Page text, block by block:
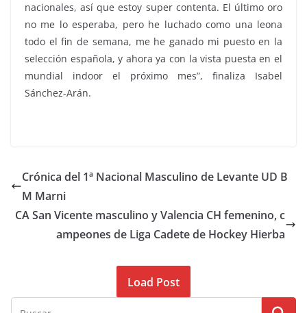
nacionales, así que estoy super contenta. El último oro
no me lo esperaba, pero he luchado como una leona
todo el fin de semana, me he ganado mi puesto en la
selección española, y ahora ya con la vista puesta en el
mundial indoor el próximo mes”, finaliza Isabel
Sánchez-Arán.
Crónica del 1ª Nacional Masculino de Levante UD B
M Marni
CA San Vicente masculino y Valencia CH femenino, c
ampeones de Liga Cadete de Hockey Hierba
Load Post